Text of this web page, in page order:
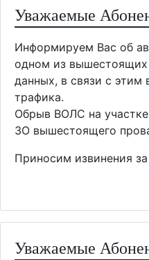
Уважаемые
Информируем Вас об
одном из вышестоящих
данных, в связи с этим
трафика.
Обрыв ВОЛС на
ЗО вышестоящего
Приносим извинения
Уважаемые